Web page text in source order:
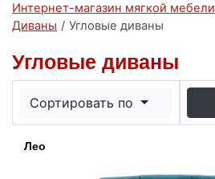
Интернет-магазин мягкой мебели
Диваны / Угловые диваны
Угловые диваны
Сортировать по
Лео